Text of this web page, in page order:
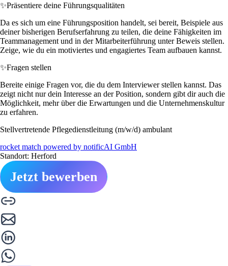
✨Präsentiere deine Führungsqualitäten
Da es sich um eine Führungsposition handelt, sei bereit, Beispiele aus
deiner bisherigen Berufserfahrung zu teilen, die deine Fähigkeiten im
Teammanagement und in der Mitarbeiterführung unter Beweis stellen.
Zeige, wie du ein motiviertes und engagiertes Team aufbauen kannst.
✨Fragen stellen
Bereite einige Fragen vor, die du dem Interviewer stellen kannst. Das
zeigt nicht nur dein Interesse an der Position, sondern gibt dir auch die
Möglichkeit, mehr über die Erwartungen und die Unternehmenskultur
zu erfahren.
Stellvertretende Pflegedienstleitung (m/w/d) ambulant
rocket match powered by notificAI GmbH
Standort: Herford
Jetzt bewerben